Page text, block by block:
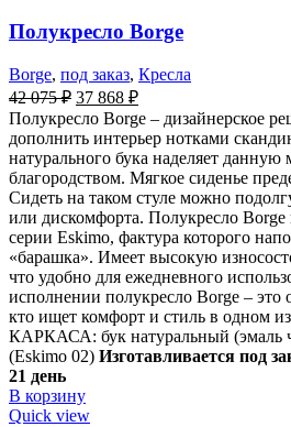
Полукресло Borge
Borge, под заказ, Кресла
42 075₽ 37 868 ₽
Полукресло Borge – дизайнерское
дополнить интерьер нотками
натурального бука наделяет
благородством. Мягкое сиденье
Сидеть на таком стуле можно
или дискомфорта. Полукресло
серии Eskimo, фактура которого
«барашка». Имеет высокую
что удобно для ежедневного
исполнении полукресло Borge – это
кто ищет комфорт и стиль в одном
КАРКАСА: бук натуральный (эмаль
(Eskimo 02) Изготавливается под
21 день
В корзину
Quick view